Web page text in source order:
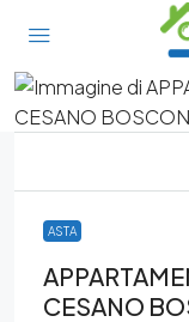
ASTA
CESANO